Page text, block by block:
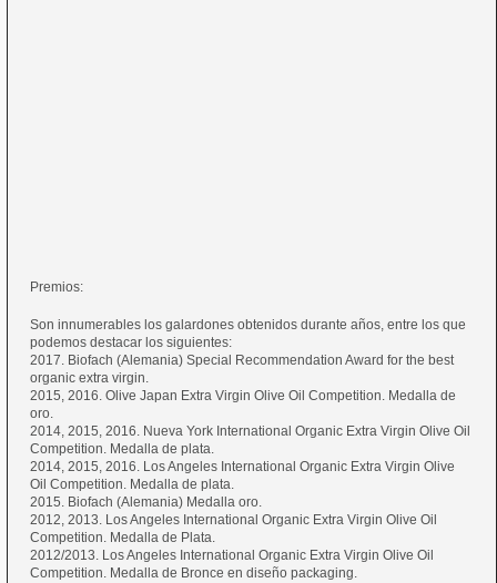
Premios:
Son innumerables los galardones obtenidos durante años, entre los que
podemos destacar los siguientes:
2017. Biofach (Alemania) Special Recommendation Award for the best
organic extra virgin.
2015, 2016. Olive Japan Extra Virgin Olive Oil Competition. Medalla de
oro.
2014, 2015, 2016. Nueva York International Organic Extra Virgin Olive Oil
Competition. Medalla de plata.
2014, 2015, 2016. Los Angeles International Organic Extra Virgin Olive
Oil Competition. Medalla de plata.
2015. Biofach (Alemania) Medalla oro.
2012, 2013. Los Angeles International Organic Extra Virgin Olive Oil
Competition. Medalla de Plata.
2012/2013. Los Angeles International Organic Extra Virgin Olive Oil
Competition. Medalla de Bronce en diseño packaging.